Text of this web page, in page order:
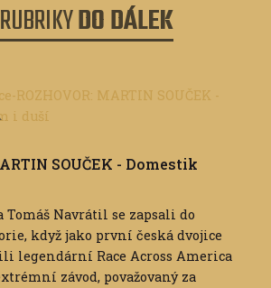
DO DÁLEK
SOUČEK - Domestik
Tomáš Navrátil se zapsali do
když jako první česká dvojice
legendární Race Across America
závod, považovaný za